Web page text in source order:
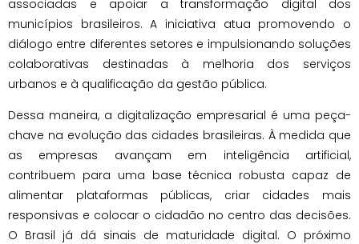
associadas e apoiar a transformação digital dos
municípios brasileiros. A iniciativa atua promovendo o
diálogo entre diferentes setores e impulsionando soluções
colaborativas destinadas à melhoria dos serviços
urbanos e à qualificação da gestão pública.
Dessa maneira, a digitalização empresarial é uma peça-
chave na evolução das cidades brasileiras. À medida que
as empresas avançam em inteligência artificial,
contribuem para uma base técnica robusta capaz de
alimentar plataformas públicas, criar cidades mais
responsivas e colocar o cidadão no centro das decisões.
O Brasil já dá sinais de maturidade digital. O próximo